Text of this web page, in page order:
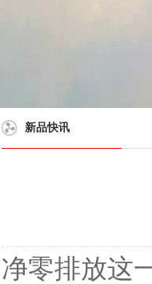
新品快讯
净零排放这